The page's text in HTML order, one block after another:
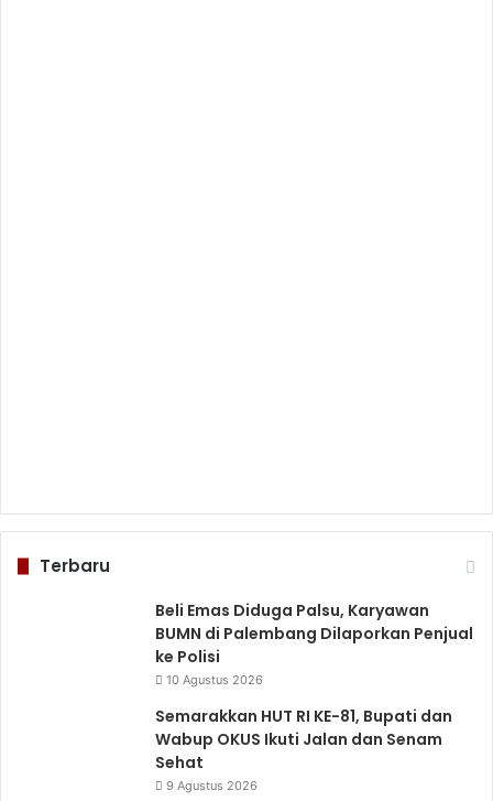
Terbaru
Beli Emas Diduga Palsu, Karyawan
BUMN di Palembang Dilaporkan Penjual
ke Polisi
10 Agustus 2026
Semarakkan HUT RI KE-81, Bupati dan
Wabup OKUS Ikuti Jalan dan Senam
Sehat
9 Agustus 2026